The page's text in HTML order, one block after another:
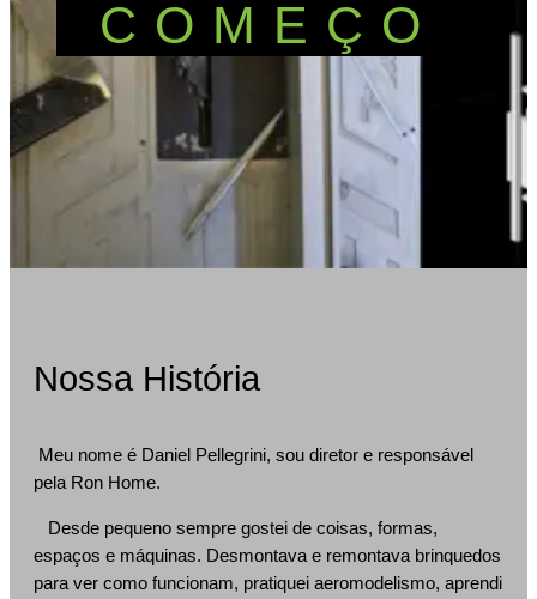
COMEÇO
Nossa História
Meu nome é Daniel Pellegrini, sou diretor e responsável
pela Ron Home.
Desde pequeno sempre gostei de coisas, formas,
espaços e máquinas. Desmontava e remontava brinquedos
para ver como funcionam, pratiquei aeromodelismo, aprendi